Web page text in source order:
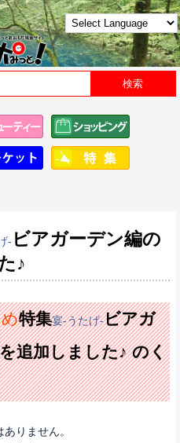
- ビアガーデン編の
♪
特集宴-うたげ-ビアガ
追加しました♪ のく
りません。